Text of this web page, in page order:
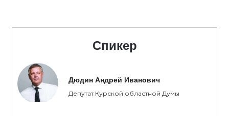
Спикер
Дюдин Андрей Иванович
Депутат Курской областной Думы